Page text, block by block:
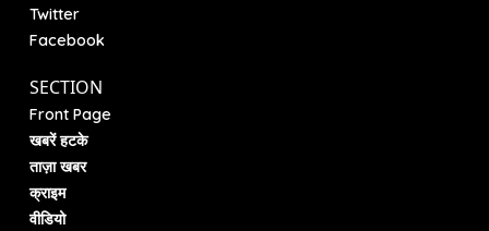
Twitter
Facebook
SECTION
Front Page
खबरें हटके
ताज़ा खबर
क्राइम
वीडियो